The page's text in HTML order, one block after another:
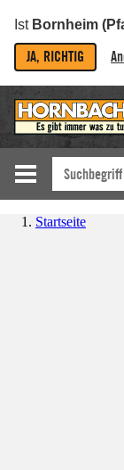
Ist Bornheim
JA, RICHTIG
Startseite